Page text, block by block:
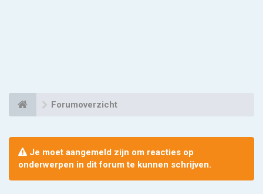
Forumoverzicht
Je moet aangemeld zijn om reacties op
onderwerpen in dit forum te kunnen schrijven.